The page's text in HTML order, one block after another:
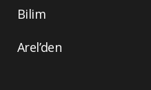
Bilim
Arel’den